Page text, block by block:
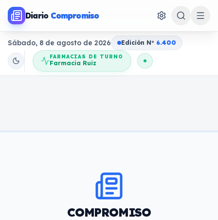
Diario Compromiso
Sábado, 8 de agosto de 2026 Edición No 6.400
FARMACIAS DE TURNO
Farmacia Ruiz
COMPROMISO